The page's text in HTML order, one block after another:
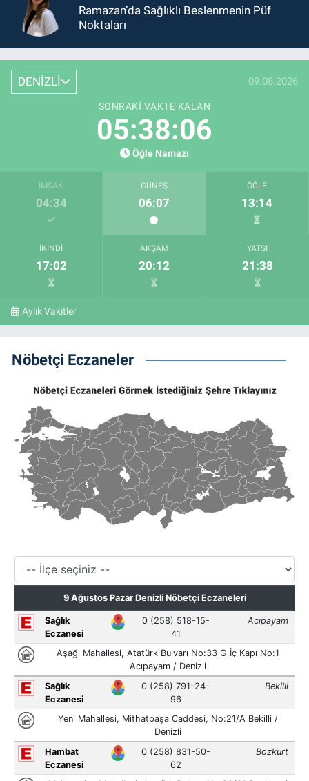
Ramazan’da Sağlıklı Beslenmenin Püf
Noktaları
DENİZLİ 09.08.2026
SONRAKI VAKTE KALAN
05:38:04
Öğle Namazı
İMSAK
04:34
GÜNEŞ
06:07
ÖĞLE
13:14
İKINDI
17:02
AKŞAM
20:12
YATSI
21:38
Aylık Vakitler
Nöbetçi Eczaneler